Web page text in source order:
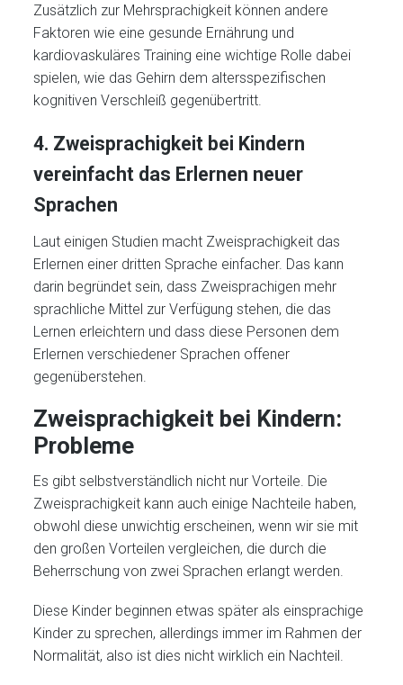
Zusätzlich zur Mehrsprachigkeit können andere
Faktoren wie eine gesunde Ernährung und
kardiovaskuläres Training eine wichtige Rolle dabei
spielen, wie das Gehirn dem altersspezifischen
kognitiven Verschleiß gegenübertritt.
4. Zweisprachigkeit bei Kindern
vereinfacht das Erlernen neuer
Sprachen
Laut einigen Studien macht Zweisprachigkeit das
Erlernen einer dritten Sprache einfacher. Das kann
darin begründet sein, dass Zweisprachigen mehr
sprachliche Mittel zur Verfügung stehen, die das
Lernen erleichtern und dass diese Personen dem
Erlernen verschiedener Sprachen offener
gegenüberstehen.
Zweisprachigkeit bei Kindern:
Probleme
Es gibt selbstverständlich nicht nur Vorteile. Die
Zweisprachigkeit kann auch einige Nachteile haben,
obwohl diese unwichtig erscheinen, wenn wir sie mit
den großen Vorteilen vergleichen, die durch die
Beherrschung von zwei Sprachen erlangt werden.
Diese Kinder beginnen etwas später als einsprachige
Kinder zu sprechen, allerdings immer im Rahmen der
Normalität, also ist dies nicht wirklich ein Nachteil.